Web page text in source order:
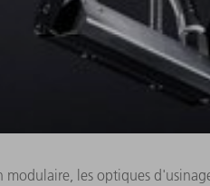
modulaire, les optiques